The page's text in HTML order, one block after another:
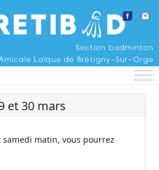
et 30 mars
samedi matin, vous pourrez